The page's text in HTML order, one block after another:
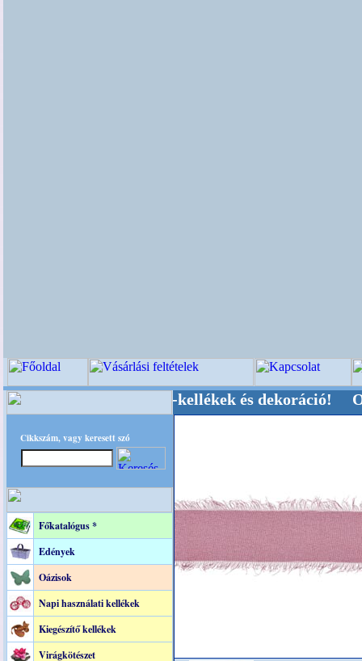
Cikkszám, vagy keresett szó
Főkatalógus *
Edények
Oázisok
Napi használati kellékek
Kiegészítő kellékek
Virágkötészet
, Kegyeleti-kellékek és dekoráció!